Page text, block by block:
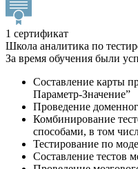
1 сертификат
Школа аналитика по
За время обучения были
Составление карты
Параметр-Значение”
Проведение
Комбинирование
способами, в том
Тестирование по
Составление тестов